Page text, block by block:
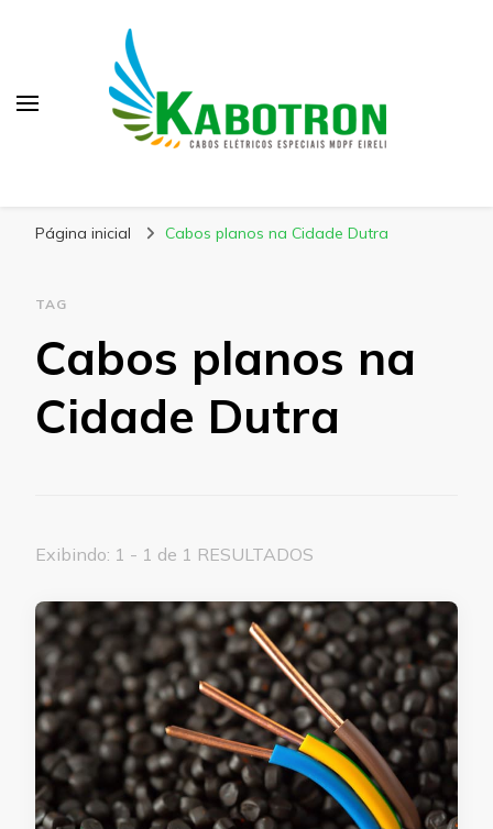
Página inicial Cabos planos na Cidade Dutra
TAG
Cabos planos na
Cidade Dutra
Exibindo: 1 - 1 de 1 RESULTADOS